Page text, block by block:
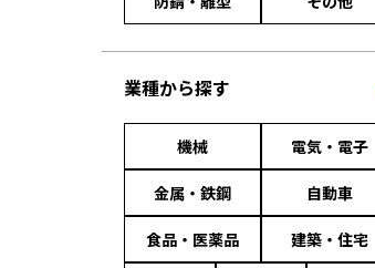
業種から探す
機械 電気・電子
金属・鉄鋼 自動車
食品・医薬品 建築・住宅